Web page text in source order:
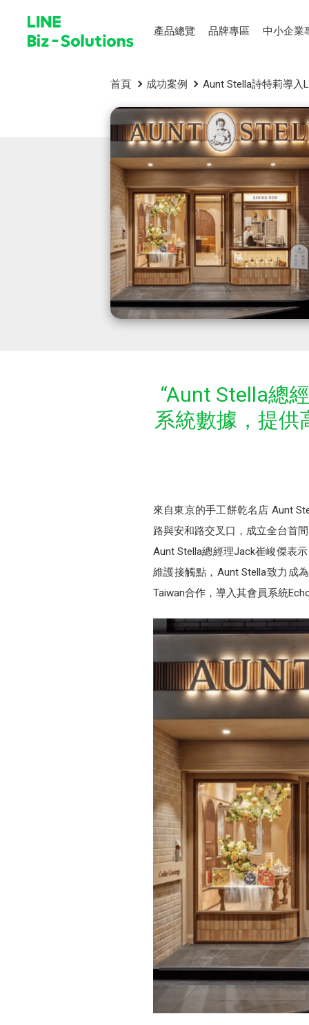
產品總覽 品牌專區 中小企業
首頁 成功案例 Aunt Stella詩特莉導入
“Aunt Stella總
系統數據，提供
來自東京的手工餅乾名店 Aunt
路與安和路交叉口，成立全台首
Aunt Stella總經理Jack崔峻傑表
維護接觸點，Aunt Stella致力成
Taiwan合作，導入其會員系統